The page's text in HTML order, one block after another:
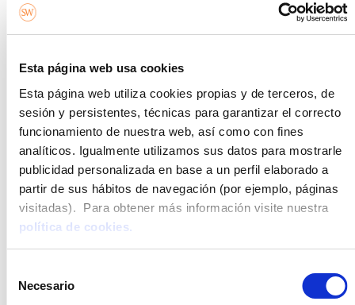
Esta página web usa cookies
Esta página web utiliza cookies propias y de terceros, de
sesión y persistentes, técnicas para garantizar el correcto
funcionamiento de nuestra web, así como con fines
analíticos. Igualmente utilizamos sus datos para mostrarle
publicidad personalizada en base a un perfil elaborado a
partir de sus hábitos de navegación (por ejemplo, páginas
visitadas). Para obtener más información visite nuestra
política de cookies.
Necesario
Mantenimiento de piscinas en invierno – Guía completa
11/12/2025
Realizar el mantenimiento de piscinas en invierno es esencial para
proteger las zonas exteriores del hogar contra el frío, la humedad y
los cambios bruscos
Leer más »